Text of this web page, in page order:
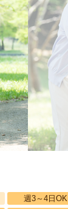
週3～4日OK